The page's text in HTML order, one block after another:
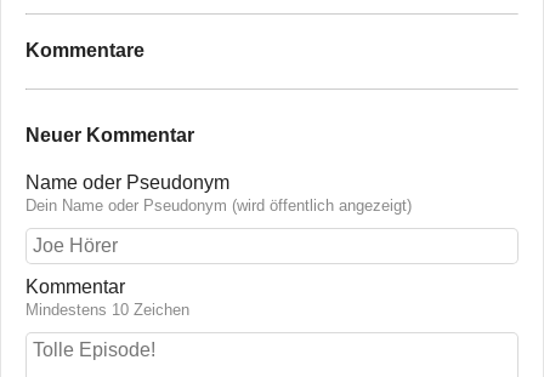
Kommentare
Neuer Kommentar
Name oder Pseudonym
Dein Name oder Pseudonym (wird öffentlich angezeigt)
Kommentar
Mindestens 10 Zeichen